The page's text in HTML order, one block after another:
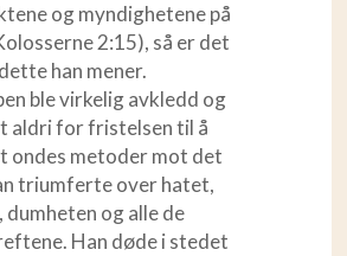
og myndighetene på
2:15), så er det
han mener.
ble virkelig avkledd og
aldri for fristelsen til å
ondes metoder mot det
triumferte over hatet,
dumheten og alle de
Han døde i stedet